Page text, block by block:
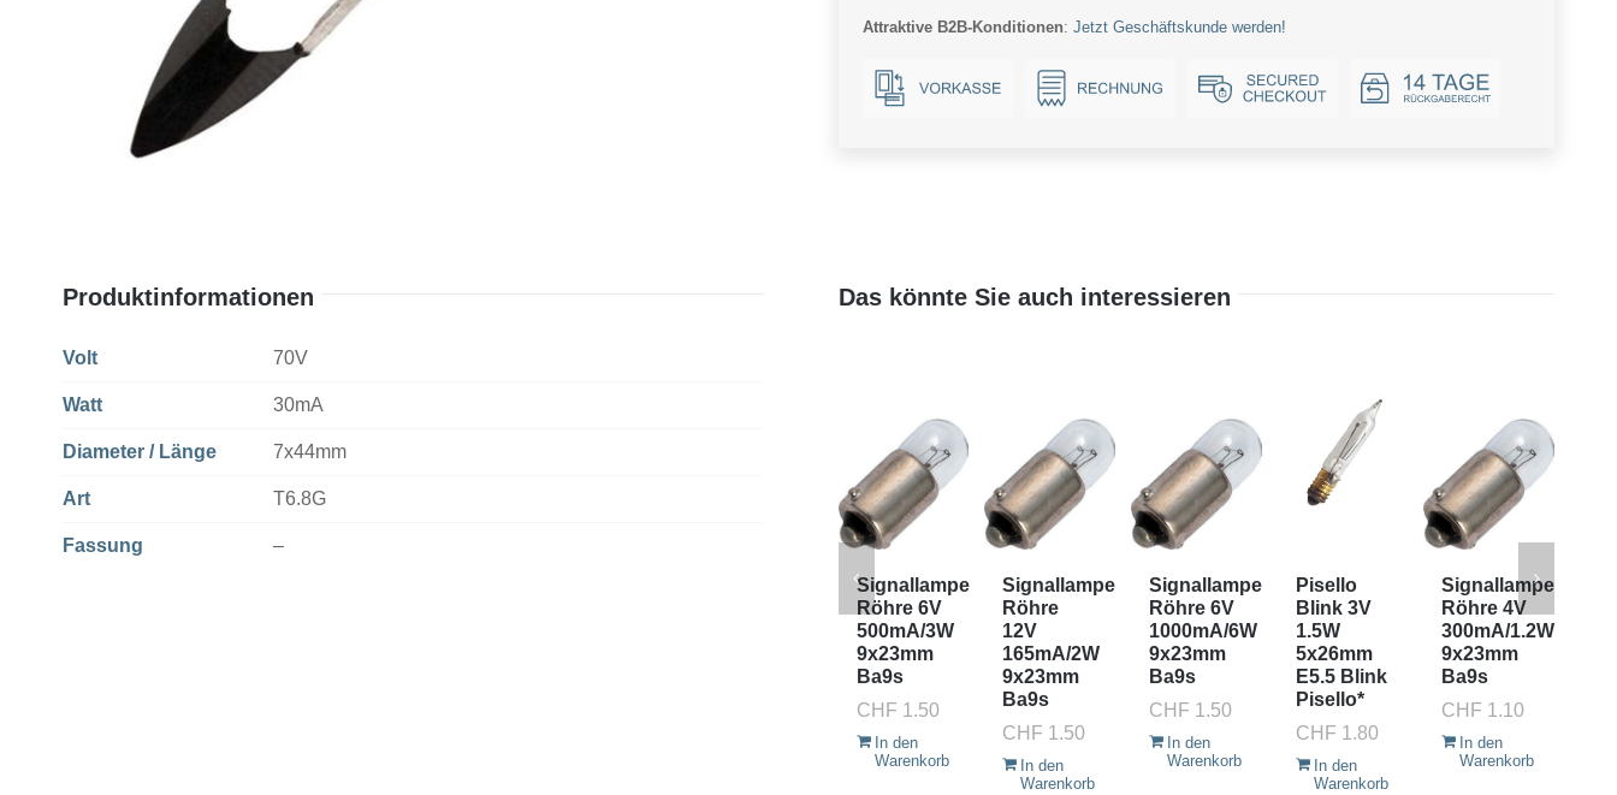
Attraktive B2B-Konditionen: Jetzt Geschäftskunde werden!
Produktinformationen
Volt 70V
Watt 30mA
Diameter / Länge 7x44mm
Art T6.8G
Fassung –
Das könnte Sie auch interessieren
Signallampe
Röhre 6V
500mA/3W
9x23mm
Ba9s
CHF 1.50
In den
Warenkorb
Signallampe
Röhre
12V
165mA/2W
9x23mm
Ba9s
CHF 1.50
In den
Warenkorb
Signallampe
Röhre 6V
1000mA/6W
9x23mm
Ba9s
CHF 1.50
In den
Warenkorb
Pisello
Blink 3V
1.5W
5x26mm
E5.5 Blink
Pisello*
CHF 1.80
In den
Warenkorb
Signallampe
Röhre 4V
300mA/1.2W
9x23mm
Ba9s
CHF 1.10
In den
Warenkorb